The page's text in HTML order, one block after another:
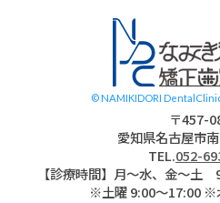
© NAMIKIDORI
〒457-
愛知県名古屋市
TEL.052-
【診療時間】月〜水、金～
※土曜 9:00～17:00 ※